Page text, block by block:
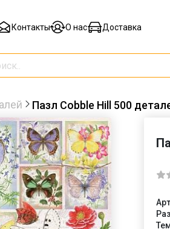
Контакты О нас Доставка
Пазл Cobble Hill 500